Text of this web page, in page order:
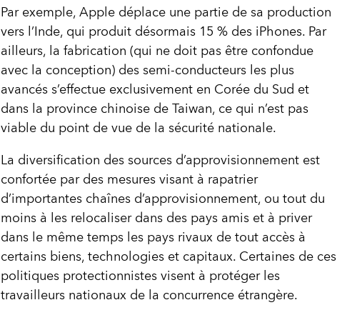
Par exemple, Apple déplace une partie de sa production
vers l’Inde, qui produit désormais 15 % des iPhones. Par
ailleurs, la fabrication (qui ne doit pas être confondue
avec la conception) des semi-conducteurs les plus
avancés s’effectue exclusivement en Corée du Sud et
dans la province chinoise de Taiwan, ce qui n’est pas
viable du point de vue de la sécurité nationale.
La diversification des sources d’approvisionnement est
confortée par des mesures visant à rapatrier
d’importantes chaînes d’approvisionnement, ou tout du
moins à les relocaliser dans des pays amis et à priver
dans le même temps les pays rivaux de tout accès à
certains biens, technologies et capitaux. Certaines de ces
politiques protectionnistes visent à protéger les
travailleurs nationaux de la concurrence étrangère.